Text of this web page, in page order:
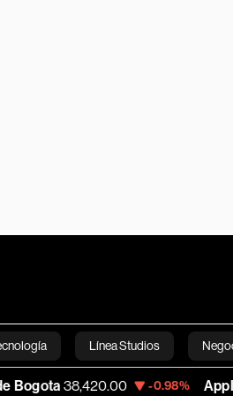
Línea Studios
English-0.98% Apple 308.18